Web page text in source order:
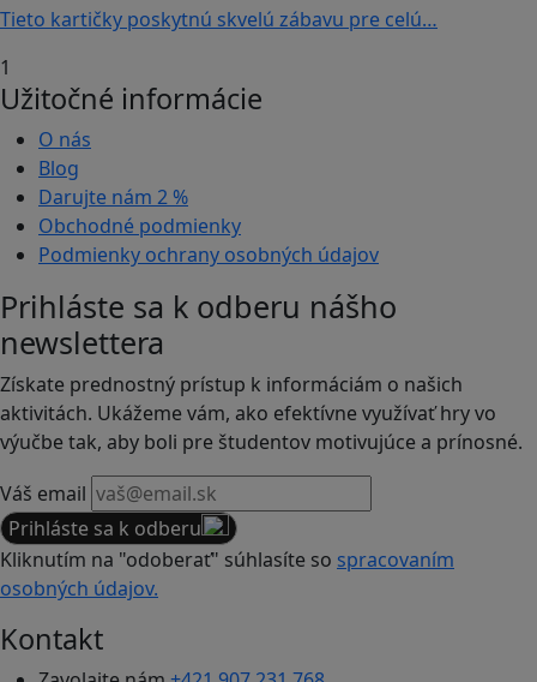
Tieto kartičky poskytnú skvelú zábavu pre celú…
1
Užitočné informácie
O nás
Blog
Darujte nám 2 %
Obchodné podmienky
Podmienky ochrany osobných údajov
Prihláste sa k odberu nášho
newslettera
Získate prednostný prístup k informáciám o našich
aktivitách. Ukážeme vám, ako efektívne využívať hry vo
výučbe tak, aby boli pre študentov motivujúce a prínosné.
Váš email
Prihláste sa k odberu
Kliknutím na "odoberať" súhlasíte so spracovaním
osobných údajov.
Kontakt